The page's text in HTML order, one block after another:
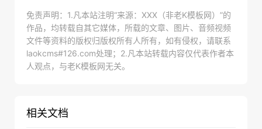
免责声明：1.凡本站注明“来源：XXX（非老K模板网）”的
作品，均转载自其它媒体，所载的文章、图片、音频视频
文件等资料的版权归版权所有人所有，如有侵权，请联系
laokcms#126.com处理；2.凡本站转载内容仅代表作者本
人观点，与老K模板网无关。
相关文档